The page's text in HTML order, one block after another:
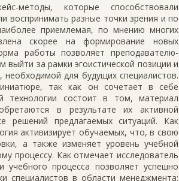
методы, которые способствовали
воспринимать разные точки зрения и по
приемлемая, по мнению многих
скорее на формирование новых
работы позволяет преподавателю-
выйти за рамки эгоистической позиции и
для будущих специалистов.
так как он сочетает в себе
технологии состоит в том, материал
в результате их активной
решений предлагаемых ситуаций. Как
активизирует обучаемых, что, в свою
а также изменяет уровень учебной
процессу. Как отмечает исследователь
процесса позволяет успешно
специалистов в области менеджмента: